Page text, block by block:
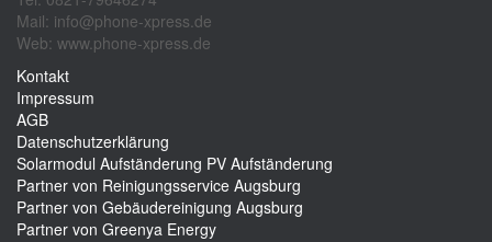
Mail: info@phone-xpress.de
Web: www.phone-xpress.de
Kontakt
Impressum
AGB
Datenschutzerklärung
Solarmodul Aufständerung PV Aufständerung
Partner von Reinigungsservice Augsburg
Partner von Gebäudereinigung Augsburg
Partner von Greenya Energy